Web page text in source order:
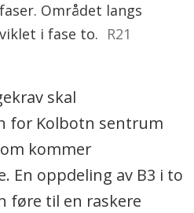
Området langs
i fase to. R21
skal
for Kolbotn sentrum
kommer
En oppdeling av B3 i to
føre til en raskere